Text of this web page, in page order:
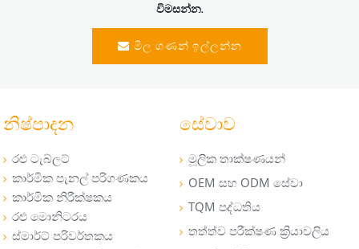
විමසන්න.
මිල ගණන් ඉල්ලන්න
නිෂ්පාදන
රළු ටැබ්ලට්
කාර්මික පැනල් පරිගණකය
කාර්මික නිරීක්ෂකය
රළු මොනිටරය
ස්මාර්ට් පරිවර්තකය
සේවාව
මූලික තාක්ෂණයන්
OEM සහ ODM සේවා
TQM පද්ධතිය
තත්ත්ව පරීක්ෂණ ක්‍රියාවලිය